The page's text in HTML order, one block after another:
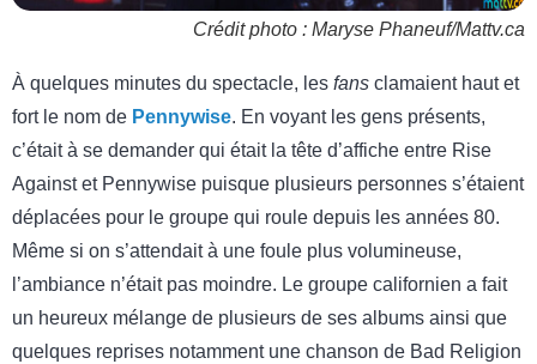
Crédit photo : Maryse Phaneuf/Mattv.ca
À quelques minutes du spectacle, les fans clamaient haut et
fort le nom de Pennywise. En voyant les gens présents,
c’était à se demander qui était la tête d’affiche entre Rise
Against et Pennywise puisque plusieurs personnes s’étaient
déplacées pour le groupe qui roule depuis les années 80.
Même si on s’attendait à une foule plus volumineuse,
l’ambiance n’était pas moindre. Le groupe californien a fait
un heureux mélange de plusieurs de ses albums ainsi que
quelques reprises notamment une chanson de Bad Religion